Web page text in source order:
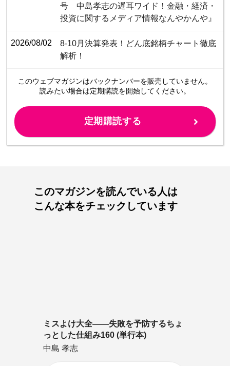
号 中島孝志の遅耳ワイド！金融・経済・
投資に関するメディア情報なんやかんや』
2026/08/02
8-10月決算発表！どん底銘柄チャート徹底
解析！
このウェブマガジンはバックナンバーを販売していません。
読みたい場合は定期購読を開始してください。
定期購読する
このマガジンを読んでいる人は
こんな本をチェックしています
ミスよけ大全――失敗を予防するちょ
っとした仕組み160 (単行本)
中島 孝志